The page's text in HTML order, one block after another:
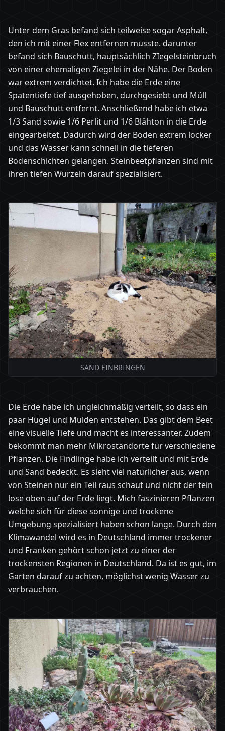
Unter dem Gras befand sich teilweise sogar Asphalt,
den ich mit einer Flex entfernen musste. darunter
befand sich Bauschutt, hauptsächlich ZIegelsteinbruch
von einer ehemaligen Ziegelei in der Nähe. Der Boden
war extrem verdichtet. Ich habe die Erde eine
Spatentiefe tief ausgehoben, durchgesiebt und Müll
und Bauschutt entfernt. Anschließend habe ich etwa
1/3 Sand sowie 1/6 Perlit und 1/6 Blähton in die Erde
eingearbeitet. Dadurch wird der Boden extrem locker
und das Wasser kann schnell in die tieferen
Bodenschichten gelangen. Steinbeetpflanzen sind mit
ihren tiefen Wurzeln darauf spezialisiert.
SAND EINBRINGEN
Die Erde habe ich ungleichmäßig verteilt, so dass ein
paar Hügel und Mulden entstehen. Das gibt dem Beet
eine visuelle Tiefe und macht es interessanter. Zudem
bekommt man mehr Mikrostandorte für verschiedene
Pflanzen. Die Findlinge habe ich verteilt und mit Erde
und Sand bedeckt. Es sieht viel natürlicher aus, wenn
von Steinen nur ein Teil raus schaut und nicht der tein
lose oben auf der Erde liegt. Mich faszinieren Pflanzen
welche sich für diese sonnige und trockene
Umgebung spezialisiert haben schon lange. Durch den
Klimawandel wird es in Deutschland immer trockener
und Franken gehört schon jetzt zu einer der
trockensten Regionen in Deutschland. Da ist es gut, im
Garten darauf zu achten, möglichst wenig Wasser zu
verbrauchen.